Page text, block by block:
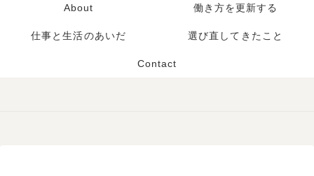
About 働き方を更新する
仕事と生活のあいだ 選び直してきたこと
Contact